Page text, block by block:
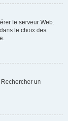
le serveur Web.
le choix des
un